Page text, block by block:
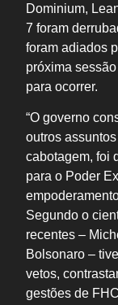
Dominium,
7 foram
foram adiados
próxima
para ocorrer.
“O governo
outros
cabotagem, foi
para o Poder
Segundo o
recentes –
Bolsonaro –
vetos,
gestões de